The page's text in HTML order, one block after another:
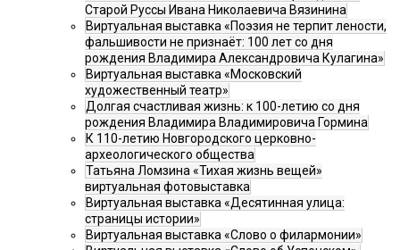
Старой Руссы Ивана Николаевича Вязинина
Виртуальная выставка «Поэзия не терпит лености,
фальшивости не признаёт: 100 лет со дня
рождения Владимира Александровича Кулагина»
Виртуальная выставка «Московский
художественный театр»
Долгая счастливая жизнь: к 100-летию со дня
рождения Владимира Владимировича Гормина
К 110-летию Новгородского церковно-
археологического общества
Татьяна Ломзина «Тихая жизнь вещей»
виртуальная фотовыставка
Виртуальная выставка «Десятинная улица:
страницы истории»
Виртуальная выставка «Слово о филармонии»